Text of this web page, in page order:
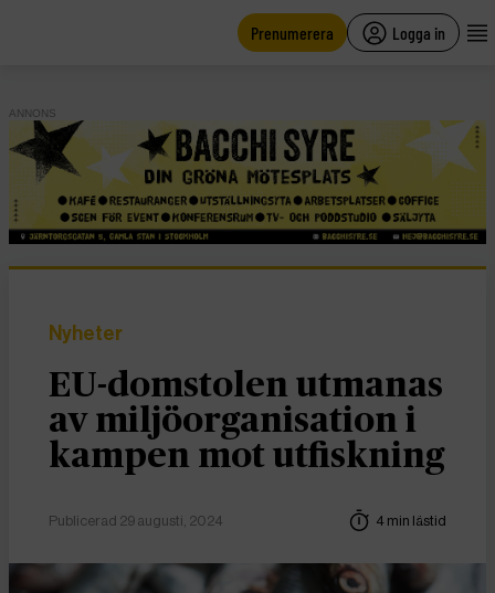
Prenumerera Logga in
ANNONS
Nyheter
EU-domstolen utmanas
av miljöorganisation i
kampen mot utfiskning
Publicerad 29 augusti, 2024 4 min lästid